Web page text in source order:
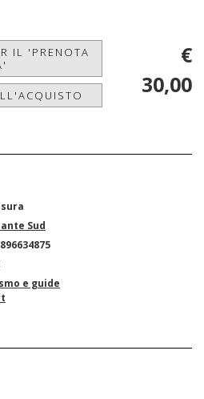
IL 'PRENOTA
€
30,00
Sud
e guide